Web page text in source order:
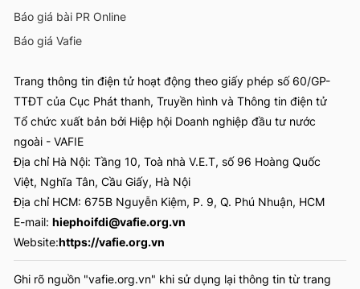
Báo giá bài PR Online
Báo giá Vafie
Trang thông tin điện tử hoạt động theo giấy phép số 60/GP-
TTĐT của Cục Phát thanh, Truyền hình và Thông tin điện tử
Tổ chức xuất bản bởi Hiệp hội Doanh nghiệp đầu tư nước
ngoài - VAFIE
Địa chỉ Hà Nội: Tầng 10, Toà nhà V.E.T, số 96 Hoàng Quốc
Việt, Nghĩa Tân, Cầu Giấy, Hà Nội
Địa chỉ HCM: 675B Nguyễn Kiệm, P. 9, Q. Phú Nhuận, HCM
E-mail: hiephoifdi@vafie.org.vn
Website:https://vafie.org.vn
Ghi rõ nguồn "vafie.org.vn" khi sử dụng lại thông tin từ trang